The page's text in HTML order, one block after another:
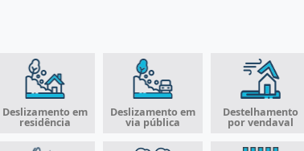
Deslizamento em
residência
Deslizamento em
via pública
Destelhamento
por vendaval